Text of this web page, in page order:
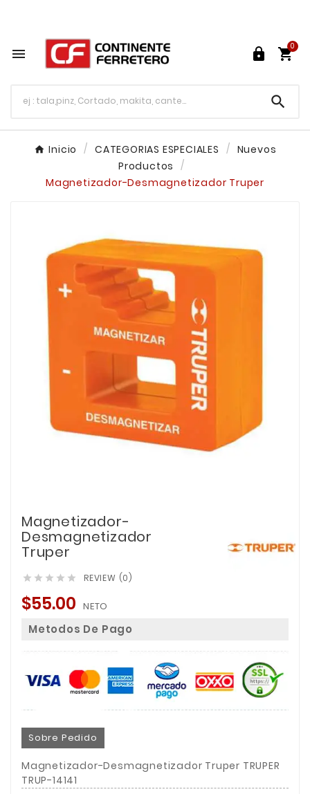
  
0

Inicio CATEGORIAS ESPECIALES
Nuevos
Productos
Magnetizador-Desmagnetizador Truper
Magnetizador-
Desmagnetizador
Truper
     REVIEW (0)
$55.00 NETO
Metodos De Pago
Sobre Pedido
Magnetizador-Desmagnetizador Truper TRUPER
TRUP-14141